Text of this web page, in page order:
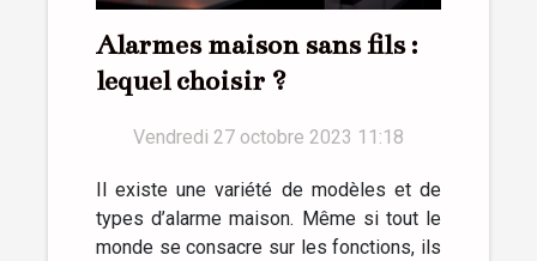
Alarmes maison sans fils :
lequel choisir ?
Vendredi 27 octobre 2023 11:18
Il existe une variété de modèles et de
types d’alarme maison. Même si tout le
monde se consacre sur les fonctions, ils